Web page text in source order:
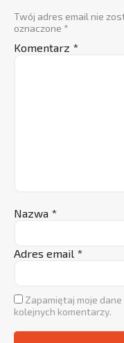
Twój adres email nie
oznaczone *
Komentarz *
Nazwa *
Adres email *
Zapamiętaj moje
kolejnych komentarzy.